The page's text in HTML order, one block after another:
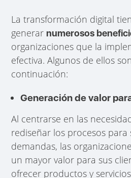
La transformación digital
generarnumerosos
organizaciones que la
efectiva. Algunos de ellos
continuación:
Generación de valor
Al centrarse en las
rediseñar los procesos para
demandas, las
un mayor valor para sus
ofrecer productos y